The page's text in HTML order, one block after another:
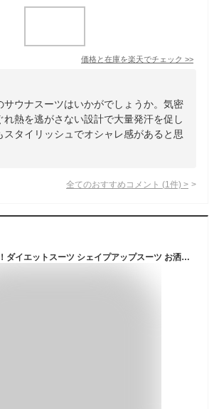
価格と在庫を楽天でチェック >>
サウナスーツはいかがでしょうか。気密
れ熱を逃がさない設計で大量発汗を促し
スタイリッシュでオシャレ感があると思
全てのおすすめコメント (1 件) >
サウナスーツ 超発汗！ダイエットスーツ シェイプアップスーツ お洒落 減量 全4カラーコロナ太り対策に ストレッチ メンズ 大きいサイズ 上下セット レイトンハウス 大量発汗 ジョギング LEYTON HOUSE ジャケット パンツ 軽量 トレーニング ジム ウェア 洗濯可